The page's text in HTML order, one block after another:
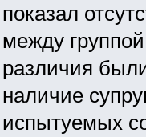
показал
между
различия
наличие
испытуемых